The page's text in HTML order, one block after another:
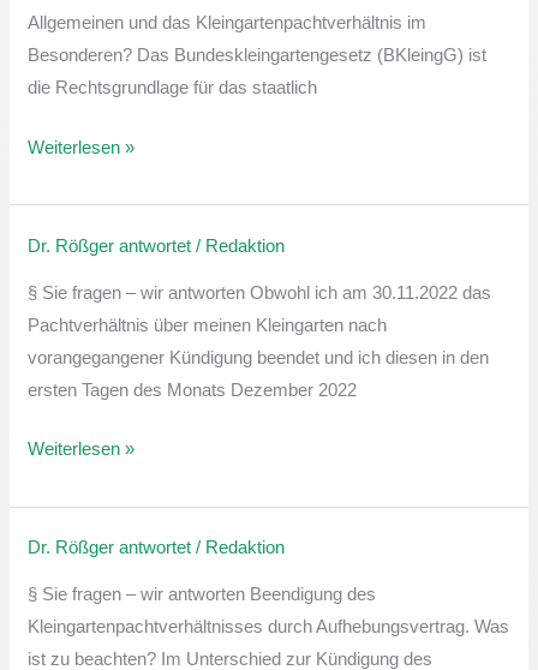
Allgemeinen und das Kleingartenpachtverhältnis im
Besonderen? Das Bundeskleingartengesetz (BKleingG) ist
die Rechtsgrundlage für das staatlich
Kleingartenwesen
Allgemeinen
und
Kleingartenpachtverhältnis
im
Besonderen?
Weiterlesen »
Dr. Rößger antwortet / Redaktion
§ Sie fragen – wir antworten Obwohl ich am 30.11.2022 das
Pachtverhältnis über meinen Kleingarten nach
vorangegangener Kündigung beendet und ich diesen in den
ersten Tagen des Monats Dezember 2022
Begründung/Beendigung
Pacht
Weiterlesen »
Dr. Rößger antwortet / Redaktion
§ Sie fragen – wir antworten Beendigung des
Kleingartenpachtverhältnisses durch Aufhebungsvertrag. Was
ist zu beachten? Im Unterschied zur Kündigung des
Beendigung